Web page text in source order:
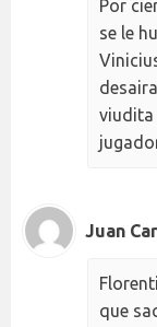
Por
se le
viudita
Juan
que